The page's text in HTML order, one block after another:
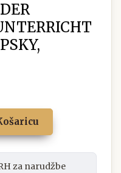
DER
za narudžbe